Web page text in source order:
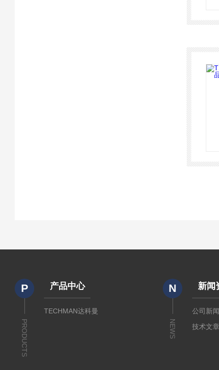
P
PRODUCTS
产品中心
TECHMAN达科曼
N
NEWS
新闻
公司新
技术文